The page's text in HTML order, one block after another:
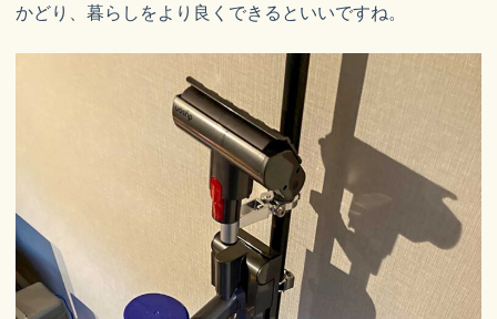
かどり、暮らしをより良くできるといいですね。